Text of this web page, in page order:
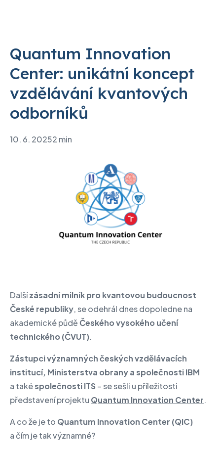
Quantum Innovation
Center: unikátní koncept
vzdělávání kvantových
odborníků
10. 6. 20252 min
Dalšízásadní milník pro kvantovou budoucnost
České republiky, se odehrál dnes dopoledne na
akademické půděČeského vysokého učení
technického (ČVUT).
Zástupci významných českých vzdělávacích
institucí, Ministerstva obrany a společnosti IBM
a takéspolečnosti ITS – se sešli u příležitosti
představení projektu Quantum Innovation Center.
A co že je to Quantum Innovation Center (QIC)
a čím je tak významné?